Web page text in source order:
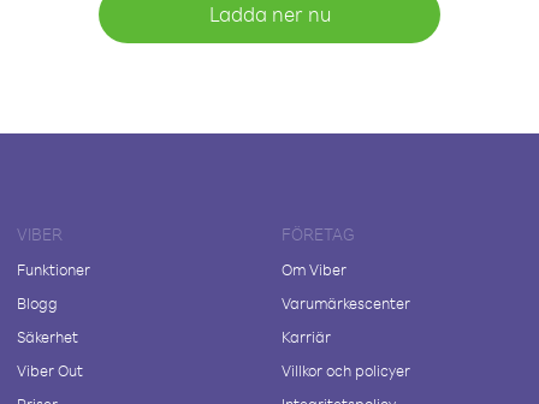
Ladda ner nu
VIBER
Funktioner
Blogg
Säkerhet
Viber Out
FÖRETAG
Om Viber
Varumärkescenter
Karriär
Villkor och policyer